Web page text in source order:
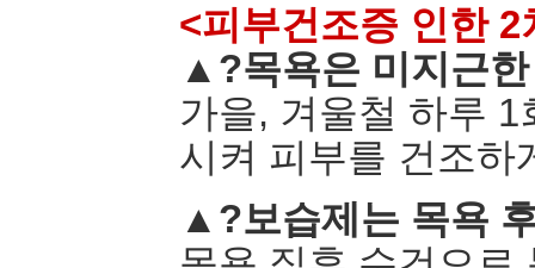
<피부건조증 인한
▲?목욕은 미지근
가을, 겨울철 하루
시켜 피부를 건조하
▲?보습제는 목욕